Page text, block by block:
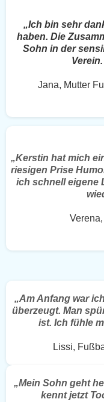
„Ich bin sehr
haben. Die
Sohn in der
Jana, Mutter
„Kerstin hat mich
riesigen Prise
ich schnell eigene
„Am Anfang war
überzeugt. Man
ist. Ich fühle
Lissi,
„Mein Sohn geht
kennt jetzt